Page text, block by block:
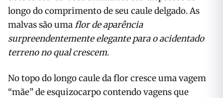
longo do comprimento de seu caule delgado. As
malvas são umaflor de aparência
surpreendentemente elegante para o acidentado
terreno no qual crescem.
No topo do longo caule da flor cresce uma vagem
“mãe” de esquizocarpo contendo vagens que